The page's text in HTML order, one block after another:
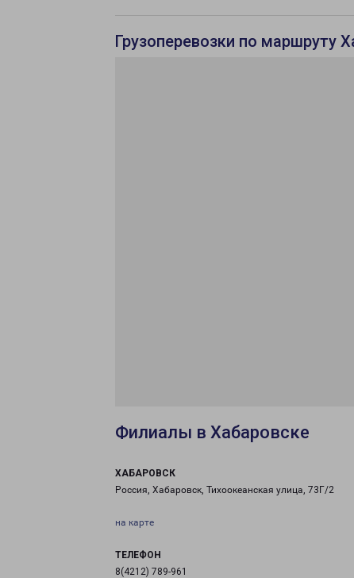
Грузоперевозки по маршруту
Филиалы в Хабаровске
ХАБАРОВСК
Россия, Хабаровск, Тихоокеанская улица, 73Г/2
на карте
ТЕЛЕФОН
8(4212) 789-961